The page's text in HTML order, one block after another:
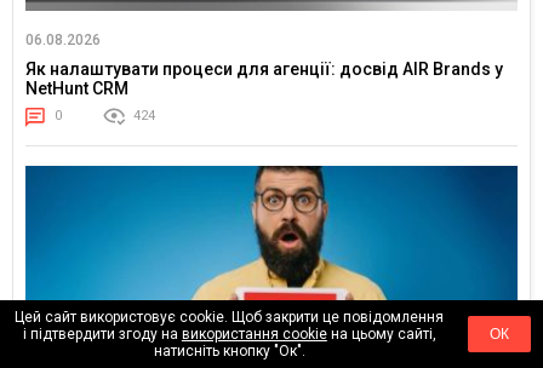
06.08.2026
Як налаштувати процеси для агенції: досвід AIR Brands у
NetHunt CRM
0 424
Цей сайт використовує cookie. Щоб закрити це повідомлення
і підтвердити згоду на використання cookieна цьому сайті,
натисніть кнопку "Ок".
ОК